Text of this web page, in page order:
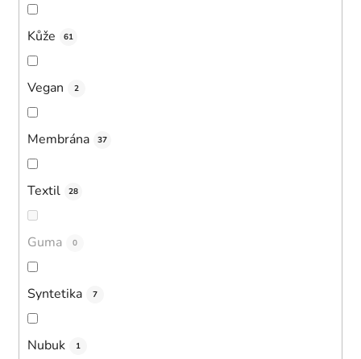
Kůže 61
Vegan 2
Membrána 37
Textil 28
Guma 0
Syntetika 7
Nubuk 1